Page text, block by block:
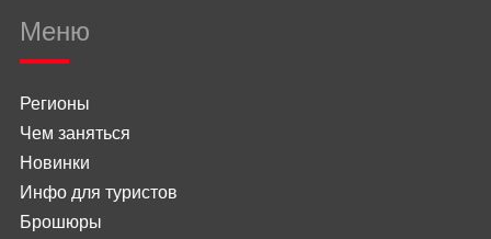
Меню
Регионы
Чем заняться
Новинки
Инфо для туристов
Брошюры